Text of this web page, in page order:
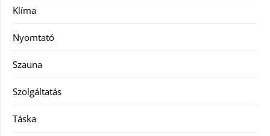
Klíma
Nyomtató
Szauna
Szolgáltatás
Táska